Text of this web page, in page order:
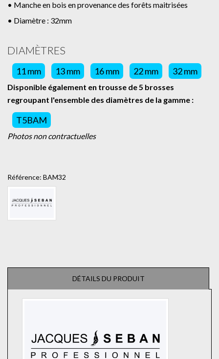
• Manche en bois en provenance des forêts maitrisées
• Diamètre : 32mm
DIAMÈTRES
11 mm 13 mm 16 mm 22 mm 32 mm
Disponible également en trousse de 5 brosses
regroupant l'ensemble des diamètres de la gamme :
T5BAM
Photos non contractuelles
Référence: BAM32
DÉTAILS DU PRODUIT